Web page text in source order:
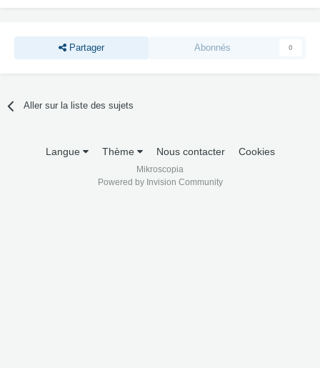
Partager Abonnés 0
Aller sur la liste des sujets
Langue Thème Nous contacter Cookies
Mikroscopia
Powered by Invision Community